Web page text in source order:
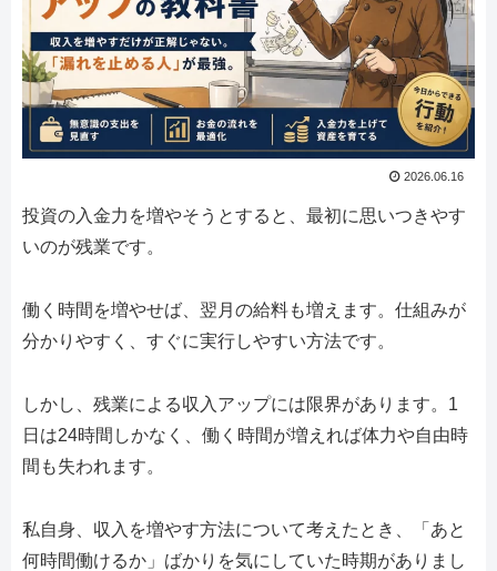
2026.06.16
投資の入金力を増やそうとすると、最初に思いつきやす
いのが残業です。
働く時間を増やせば、翌月の給料も増えます。仕組みが
分かりやすく、すぐに実行しやすい方法です。
しかし、残業による収入アップには限界があります。1
日は24時間しかなく、働く時間が増えれば体力や自由時
間も失われます。
私自身、収入を増やす方法について考えたとき、「あと
何時間働けるか」ばかりを気にしていた時期がありまし